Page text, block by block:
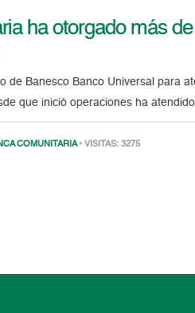
ha otorgado más
de Banesco Banco Universal para
que inició operaciones ha
COMUNITARIA • VISITAS: 3275